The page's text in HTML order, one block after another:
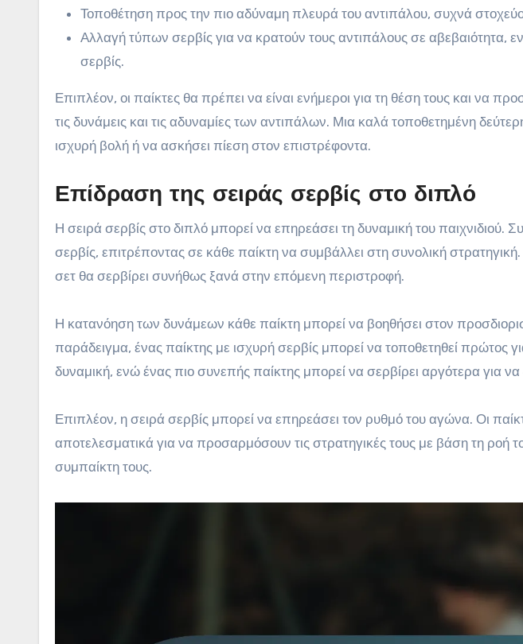
Τοποθέτηση προς την πιο αδύναμη πλευρά του αντιπάλου, συχνά
Αλλαγή τύπων σερβίς για να κρατούν τους αντιπάλους σε αβεβαιότητα,
σερβίς.
Επιπλέον, οι παίκτες θα πρέπει να είναι ενήμεροι για τη θέση τους και να
τις δυνάμεις και τις αδυναμίες των αντιπάλων. Μια καλά τοποθετημένη
ισχυρή βολή ή να ασκήσει πίεση στον επιστρέφοντα.
Επίδραση της σειράς σερβίς στο διπλό
Η σειρά σερβίς στο διπλό μπορεί να επηρεάσει τη δυναμική του παιχνιδιού.
σερβίς, επιτρέποντας σε κάθε παίκτη να συμβάλλει στη συνολική
σετ θα σερβίρει συνήθως ξανά στην επόμενη περιστροφή.
Η κατανόηση των δυνάμεων κάθε παίκτη μπορεί να βοηθήσει στον
παράδειγμα, ένας παίκτης με ισχυρή σερβίς μπορεί να τοποθετηθεί πρώτος
δυναμική, ενώ ένας πιο συνεπής παίκτης μπορεί να σερβίρει αργότερα για να
Επιπλέον, η σειρά σερβίς μπορεί να επηρεάσει τον ρυθμό του αγώνα. Οι
αποτελεσματικά για να προσαρμόσουν τις στρατηγικές τους με βάση τη ροή
συμπαίκτη τους.